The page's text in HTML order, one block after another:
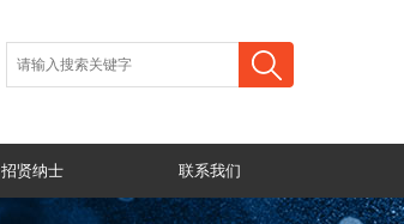
招贤纳士 联系我们